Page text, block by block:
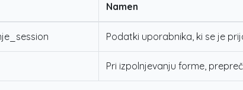
Namen
Podatki uporabnika, ki se je
Pri izpolnjevanju forme,